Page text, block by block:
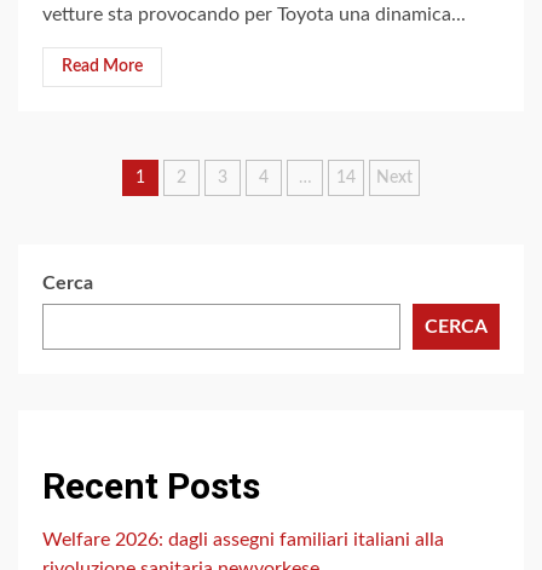
vetture sta provocando per Toyota una dinamica...
Read More
Navigazione
1 2 3 4 … 14 Next
Cerca
CERCA
Recent Posts
Welfare 2026: dagli assegni familiari italiani alla